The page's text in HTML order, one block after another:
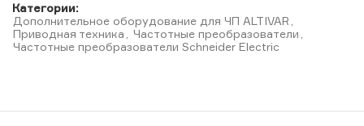
Категории:
Дополнительное оборудование для ЧП ALTIVAR
Приводная техника
Частотные преобразователи
Частотные преобразователи Schneider Electric